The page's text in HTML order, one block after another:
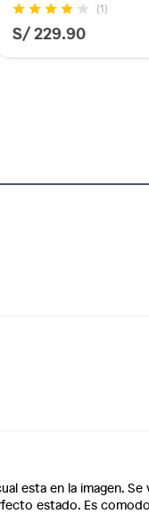
(1)
S/ 229.90
esta en la imagen. Se
estado. Es